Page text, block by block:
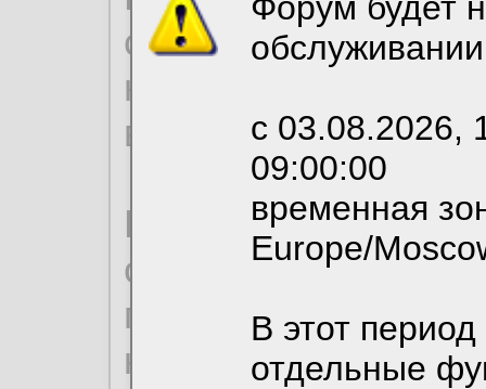
с 03.08.2026,
09:00:00
временная
Europe/
В этот
отдельные
согласие на
необходимых для
вы можете
По
ознакомиться с
пользовательским